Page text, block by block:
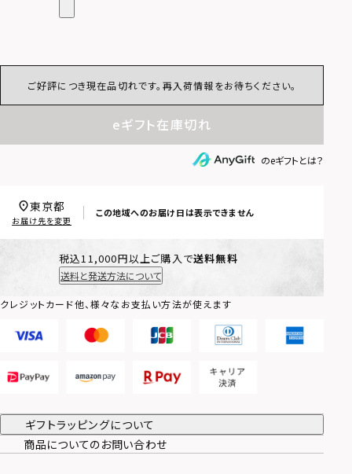
ご好評につき現在品切れです。再入荷情報をお待ちください。
eギフト在庫切れ
のeギフトとは？
この地域へのお届け日は表示できません
東京都
お届け先を変更
税込11,000円以上ご購入で送料無料
送料と発送方法について
クレジットカード他、様々なお支払い方法が使えます
ギフトラッピングについて
商品についてのお問い合わせ